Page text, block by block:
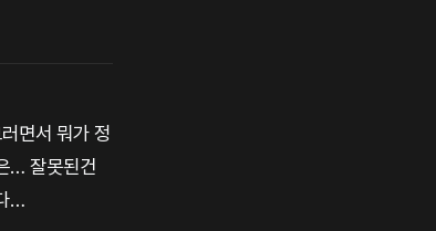
면서 뭐가 정
… 잘못된건
…